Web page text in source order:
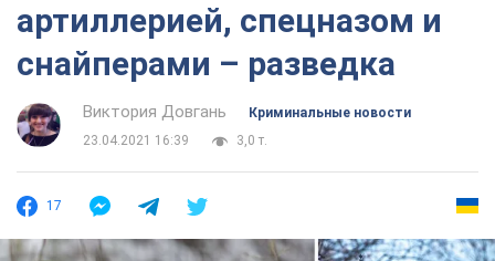
артиллерией, спецназом и
снайперами – разведка
Виктория Довгань
Криминальные новости
23.04.2021 16:39
3,0 т.
17